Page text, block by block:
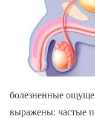
болезненные
выражены: частые